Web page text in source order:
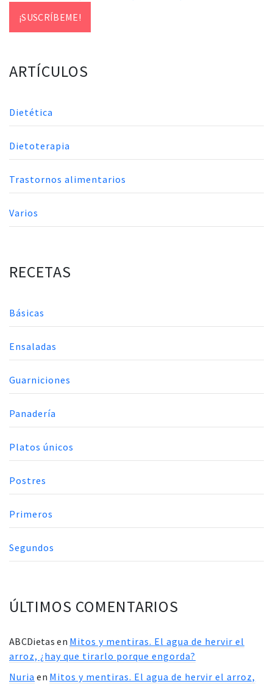
ARTÍCULOS
Dietética
Dietoterapia
Trastornos alimentarios
Varios
RECETAS
Básicas
Ensaladas
Guarniciones
Panadería
Platos únicos
Postres
Primeros
Segundos
ÚLTIMOS COMENTARIOS
ABCDietas en Mitos y mentiras. El agua de hervir el
arroz, ¿hay que tirarlo porque engorda?
Nuria en Mitos y mentiras. El agua de hervir el arroz,